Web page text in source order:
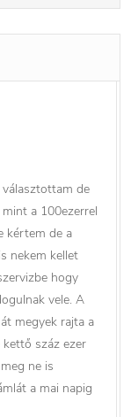
de
a 100ezerrel
kértem de a
nekem kellet
hogy
vele. A
megyek rajta a
száz ezer
ne is
a mai napig